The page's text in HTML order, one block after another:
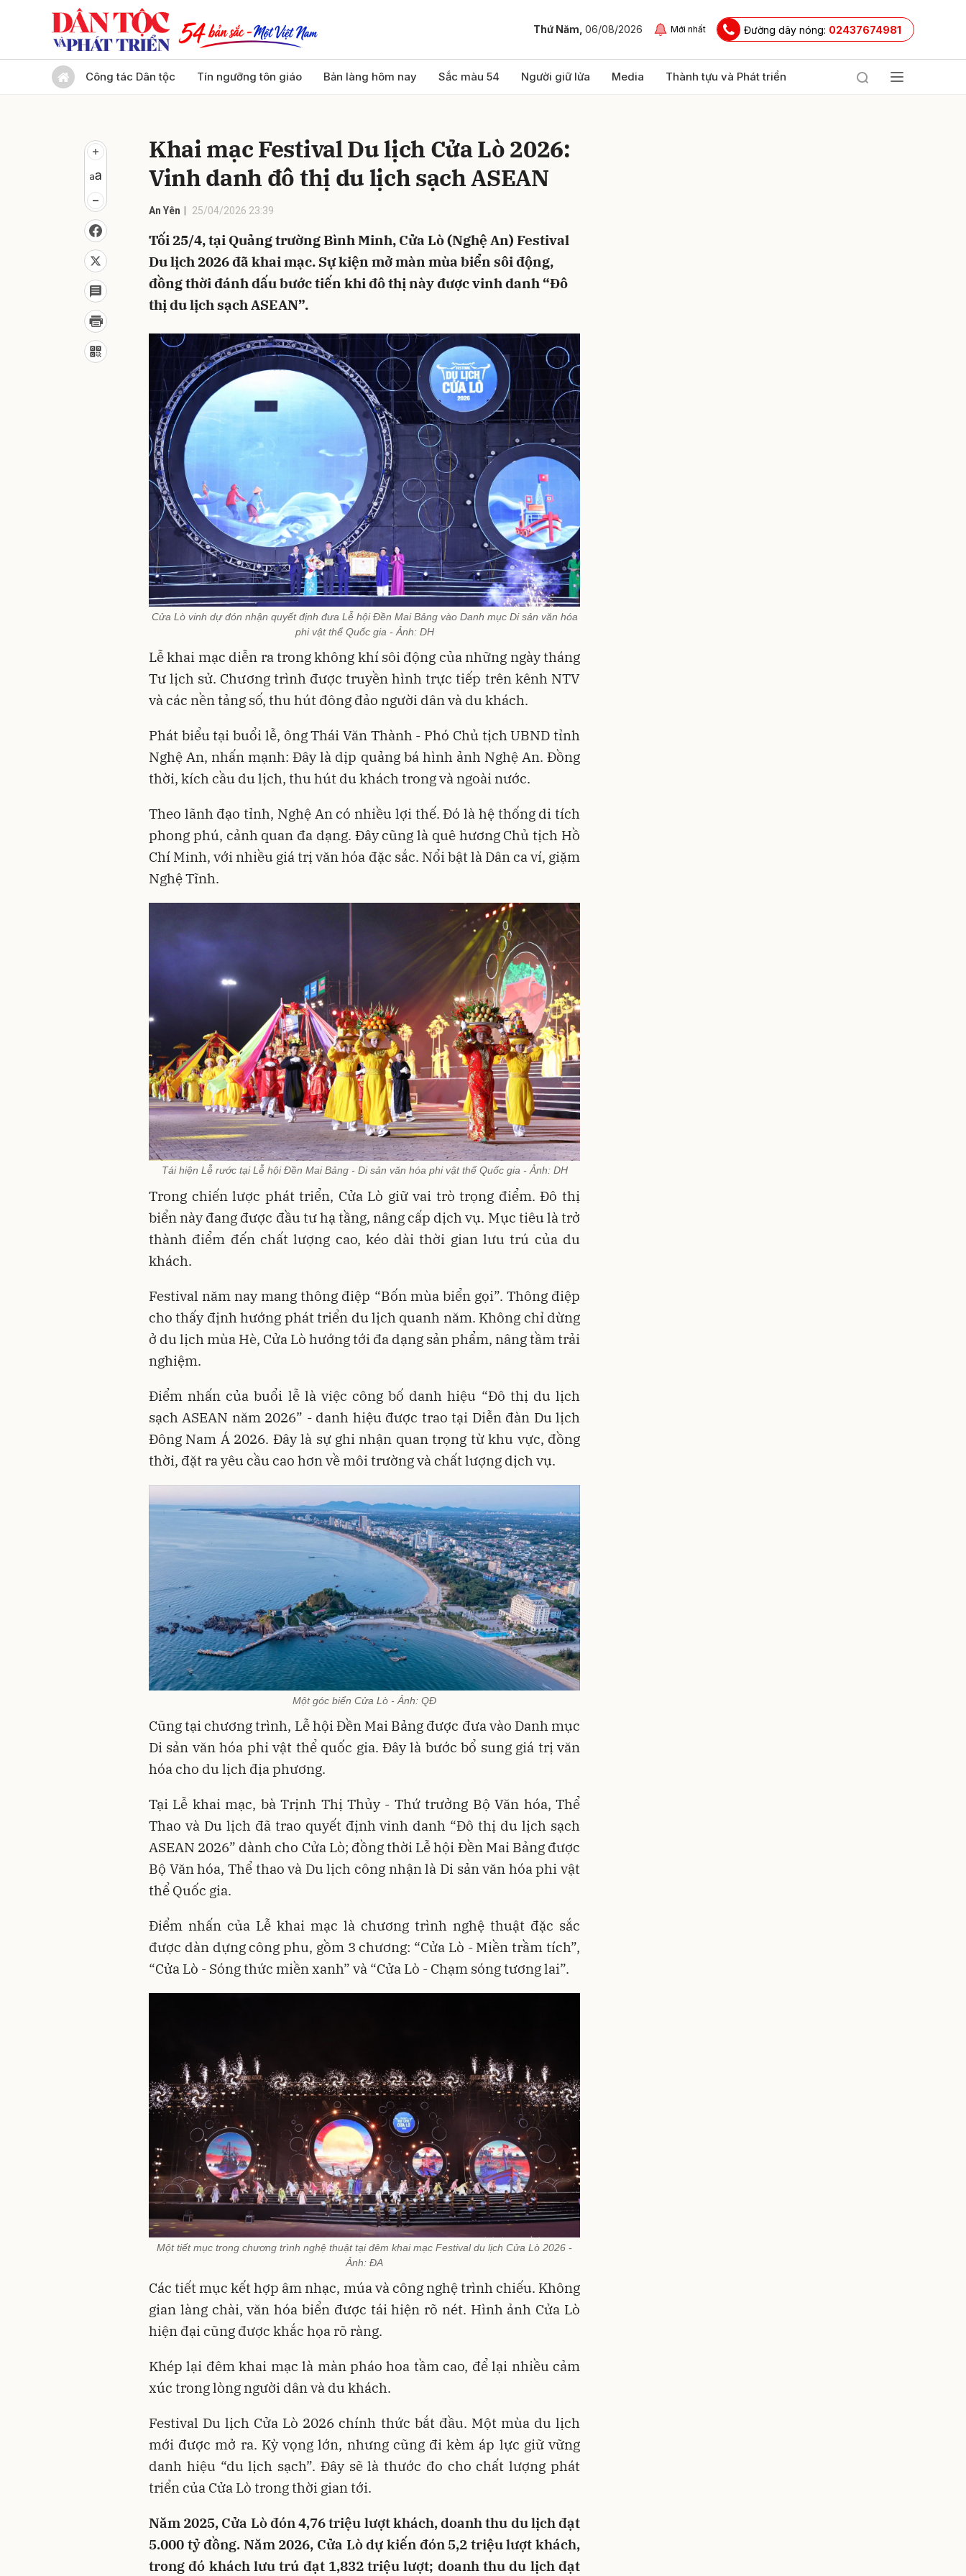
Thứ Năm, 06/08/2026 Mới nhất Đường dây nóng: 02437674981
Công tác Dân tộc Tín ngưỡng tôn giáo Bản làng hôm nay Sắc màu 54 Người giữ lửa Media Thành tựu và Phát triển
Khai mạc Festival Du lịch Cửa Lò 2026:
Vinh danh đô thị du lịch sạch ASEAN
An Yên 25/04/2026 23:39
Tối 25/4, tại Quảng trường Bình Minh, Cửa Lò (Nghệ An) Festival
Du lịch 2026 đã khai mạc. Sự kiện mở màn mùa biển sôi động,
đồng thời đánh dấu bước tiến khi đô thị này được vinh danh “Đô
thị du lịch sạch ASEAN”.
Cửa Lò vinh dự đón nhận quyết định đưa Lễ hội Đền Mai Bảng vào Danh mục Di sản văn hóa
phi vật thể Quốc gia - Ảnh: DH
Lễ khai mạc diễn ra trong không khí sôi động của những ngày tháng
Tư lịch sử. Chương trình được truyền hình trực tiếp trên kênh NTV
và các nền tảng số, thu hút đông đảo người dân và du khách.
Phát biểu tại buổi lễ, ông Thái Văn Thành - Phó Chủ tịch UBND tỉnh
Nghệ An, nhấn mạnh: Đây là dịp quảng bá hình ảnh Nghệ An. Đồng
thời, kích cầu du lịch, thu hút du khách trong và ngoài nước.
Theo lãnh đạo tỉnh, Nghệ An có nhiều lợi thế. Đó là hệ thống di tích
phong phú, cảnh quan đa dạng. Đây cũng là quê hương Chủ tịch Hồ
Chí Minh, với nhiều giá trị văn hóa đặc sắc. Nổi bật là Dân ca ví, giặm
Nghệ Tĩnh.
Tái hiện Lễ rước tại Lễ hội Đền Mai Bảng - Di sản văn hóa phi vật thể Quốc gia - Ảnh: DH
Trong chiến lược phát triển, Cửa Lò giữ vai trò trọng điểm. Đô thị
biển này đang được đầu tư hạ tầng, nâng cấp dịch vụ. Mục tiêu là trở
thành điểm đến chất lượng cao, kéo dài thời gian lưu trú của du
khách.
Festival năm nay mang thông điệp “Bốn mùa biển gọi”. Thông điệp
cho thấy định hướng phát triển du lịch quanh năm. Không chỉ dừng
ở du lịch mùa Hè, Cửa Lò hướng tới đa dạng sản phẩm, nâng tầm trải
nghiệm.
Điểm nhấn của buổi lễ là việc công bố danh hiệu “Đô thị du lịch
sạch ASEAN năm 2026” - danh hiệu được trao tại Diễn đàn Du lịch
Đông Nam Á 2026. Đây là sự ghi nhận quan trọng từ khu vực, đồng
thời, đặt ra yêu cầu cao hơn về môi trường và chất lượng dịch vụ.
Một góc biển Cửa Lò - Ảnh: QĐ
Cũng tại chương trình, Lễ hội Đền Mai Bảng được đưa vào Danh mục
Di sản văn hóa phi vật thể quốc gia. Đây là bước bổ sung giá trị văn
hóa cho du lịch địa phương.
Tại Lễ khai mạc, bà Trịnh Thị Thủy - Thứ trưởng Bộ Văn hóa, Thể
Thao và Du lịch đã trao quyết định vinh danh “Đô thị du lịch sạch
ASEAN 2026” dành cho Cửa Lò; đồng thời Lễ hội Đền Mai Bảng được
Bộ Văn hóa, Thể thao và Du lịch công nhận là Di sản văn hóa phi vật
thể Quốc gia.
Điểm nhấn của Lễ khai mạc là chương trình nghệ thuật đặc sắc
được dàn dựng công phu, gồm 3 chương: “Cửa Lò - Miền trầm tích”,
“Cửa Lò - Sóng thức miền xanh” và “Cửa Lò - Chạm sóng tương lai”.
Một tiết mục trong chương trình nghệ thuật tại đêm khai mạc Festival du lịch Cửa Lò 2026 -
Ảnh: ĐA
Các tiết mục kết hợp âm nhạc, múa và công nghệ trình chiếu. Không
gian làng chài, văn hóa biển được tái hiện rõ nét. Hình ảnh Cửa Lò
hiện đại cũng được khắc họa rõ ràng.
Khép lại đêm khai mạc là màn pháo hoa tầm cao, để lại nhiều cảm
xúc trong lòng người dân và du khách.
Festival Du lịch Cửa Lò 2026 chính thức bắt đầu. Một mùa du lịch
mới được mở ra. Kỳ vọng lớn, nhưng cũng đi kèm áp lực giữ vững
danh hiệu “du lịch sạch”. Đây sẽ là thước đo cho chất lượng phát
triển của Cửa Lò trong thời gian tới.
Năm 2025, Cửa Lò đón 4,76 triệu lượt khách, doanh thu du lịch đạt
5.000 tỷ đồng. Năm 2026, Cửa Lò dự kiến đón 5,2 triệu lượt khách,
trong đó khách lưu trú đạt 1,832 triệu lượt; doanh thu du lịch đạt
Gửi bình luận
Hủy